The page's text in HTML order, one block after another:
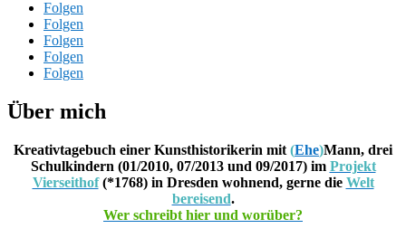
Folgen
Folgen
Folgen
Folgen
Folgen
Über mich
Kreativtagebuch einer Kunsthistorikerin mit (Ehe)Mann, drei
Schulkindern (01/2010, 07/2013 und 09/2017) im Projekt
Vierseithof(*1768) in Dresden wohnend, gerne die Welt
bereisend.
Wer schreibt hier und worüber?